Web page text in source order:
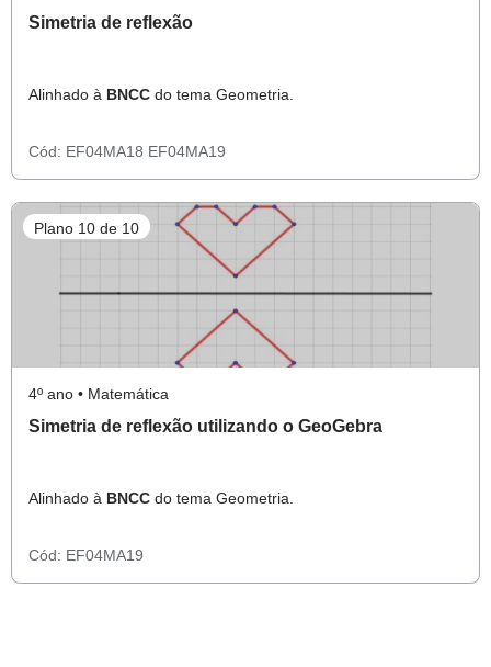
Simetria de reflexão
Alinhado à BNCC do tema Geometria.
Cód: EF04MA18 EF04MA19
Plano 10 de 10
4º ano • Matemática
Simetria de reflexão utilizando o GeoGebra
Alinhado à BNCC do tema Geometria.
Cód: EF04MA19